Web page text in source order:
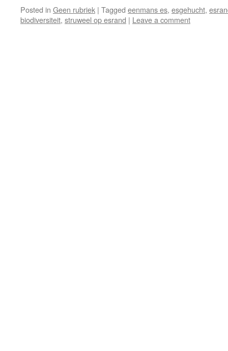
Posted in Geen rubriek | Tagged eenmans es, esgehucht,
biodiversiteit, struweel op esrand | Leave a comment